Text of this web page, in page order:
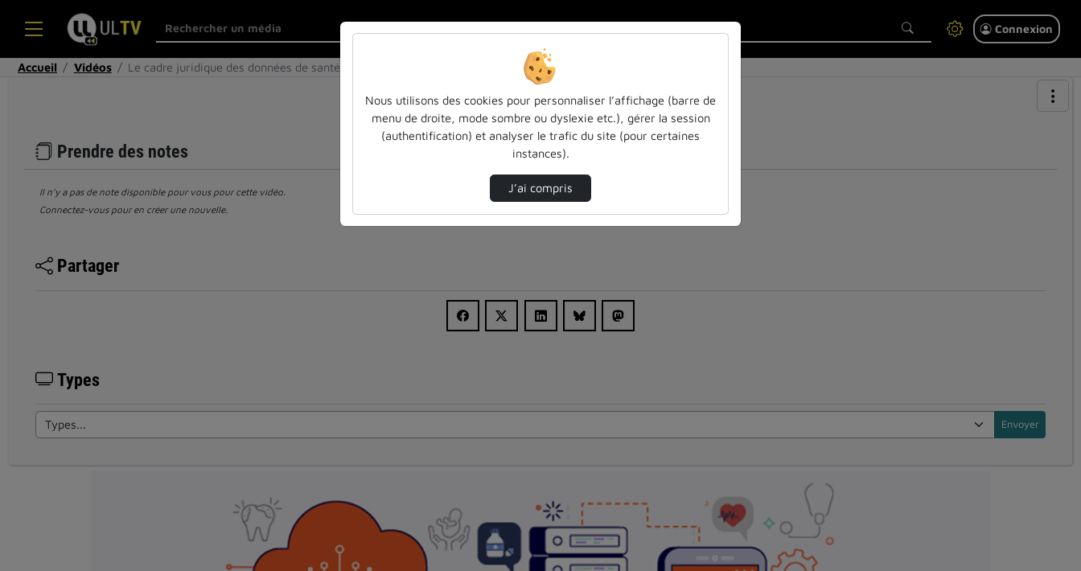
Connexion
Accueil Vidéos Le cadre juridique des données de santé : no…
Prendre des notes
Il n’y a pas de note disponible pour vous pour cette vidéo.
Connectez-vous pour en créer une nouvelle.
Partager
Types
Nous utilisons des cookies pour personnaliser l’affichage (barre de
menu de droite, mode sombre ou dyslexie etc.), gérer la session
(authentification) et analyser le trafic du site (pour certaines
instances).
J’ai compris